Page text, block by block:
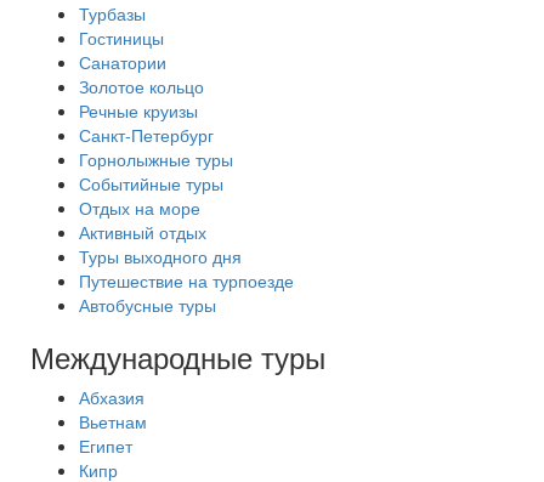
Турбазы
Гостиницы
Санатории
Золотое кольцо
Речные круизы
Санкт-Петербург
Горнолыжные туры
Событийные туры
Отдых на море
Активный отдых
Туры выходного дня
Путешествие на турпоезде
Автобусные туры
Международные туры
Абхазия
Вьетнам
Египет
Кипр